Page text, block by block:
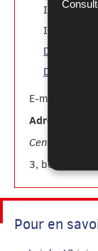
INFS
INFS
Demande
E-mail:
Adresses:
Centre
3, boulevard
Pour en